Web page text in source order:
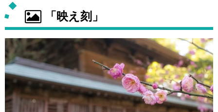
「映え刻」